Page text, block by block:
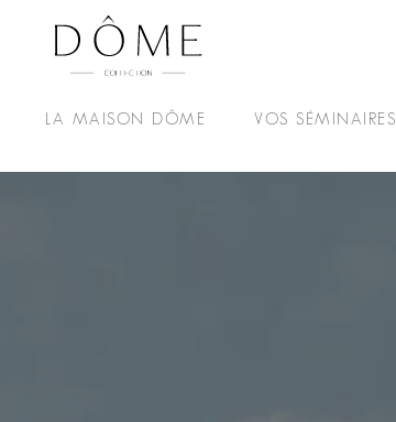
LA MAISON DÔME VOS SÉMINAIRES